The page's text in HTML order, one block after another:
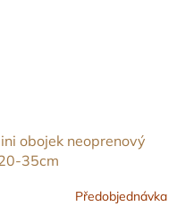
obojek neoprenový
35cm
Předobjednávka